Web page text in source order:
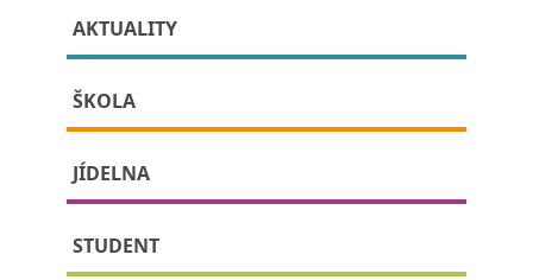
AKTUALITY
ŠKOLA
JÍDELNA
STUDENT
» » detail příspěvku: